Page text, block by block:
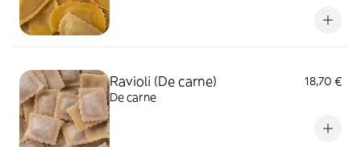
Ravioli (De carne)
18,70 €
De carne